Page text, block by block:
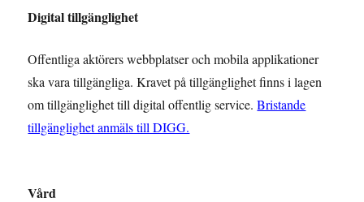
Digital tillgänglighet
Offentliga aktörers webbplatser och mobila applikationer
ska vara tillgängliga. Kravet på tillgänglighet finns i lagen
om tillgänglighet till digital offentlig service.Bristande
tillgänglighet anmäls till DIGG.
Vård